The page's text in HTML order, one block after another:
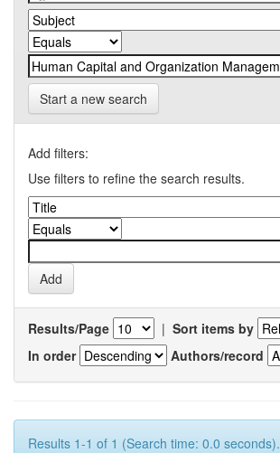
Start a new search
Add filters:
Use filters to refine the search results.
Results/Page | Sort items by
In order
Authors/record
Results 1-1 of 1 (Search time: 0.0 seconds).